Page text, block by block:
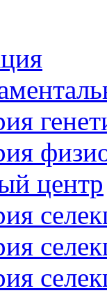
центр